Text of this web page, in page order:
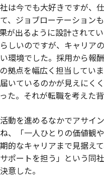
社は今でも大好きですが、
、ジョブローテーション
が出るように設計されて
しいのですが、キャリア
環境でした。採用から報
拠点を幅広く担当してい
いているのかが見えにく
た。それが転職を考えた背
動を進めるなかでアサイ
、「一人ひとりの価値観
的なキャリアまで見据え
ポートを担う」という同
意した。